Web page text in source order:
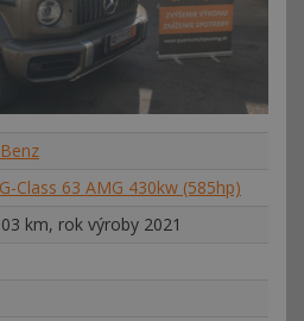
Class 63 AMG 430kw (585hp)
km, rok výroby 2021